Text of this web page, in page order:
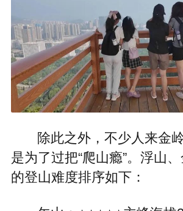
除此之外，不少人来金
是为了过把“爬山瘾”。浮山
的登山难度排序如下：